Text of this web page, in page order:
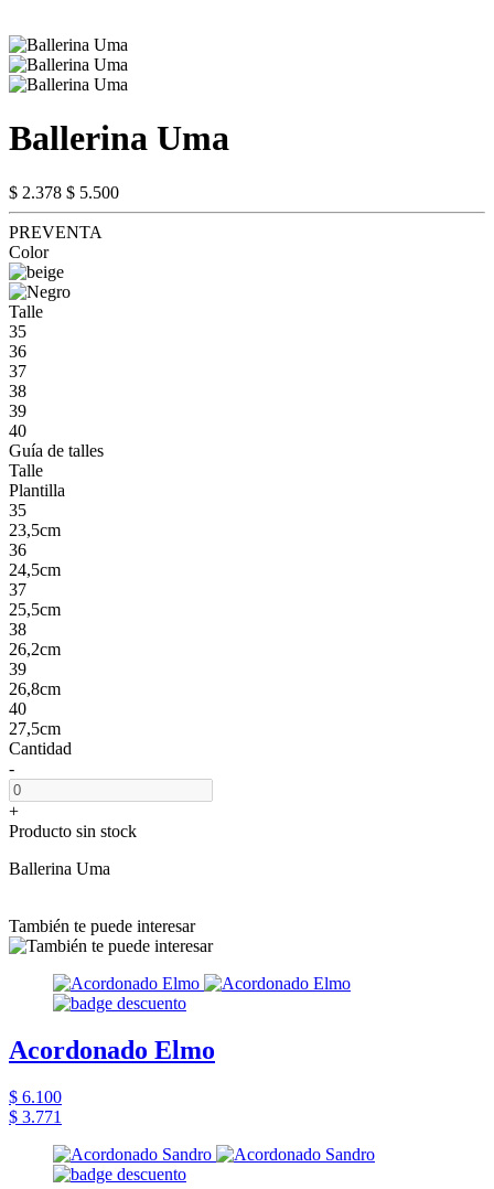
Ballerina Uma
$ 2.378 $ 5.500
PREVENTA
Color
Talle
35
36
37
38
39
40
Guía de talles
Talle
Plantilla
35
23,5cm
36
24,5cm
37
25,5cm
38
26,2cm
39
26,8cm
40
27,5cm
Cantidad
-
+
Producto sin stock
Ballerina Uma
También te puede interesar
Acordonado Elmo
$ 6.100
$ 3.771